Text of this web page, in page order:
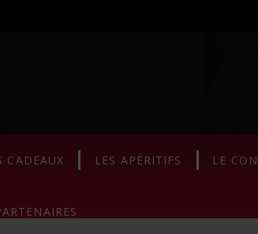
CADEAUX LES APÉRITIFS LE